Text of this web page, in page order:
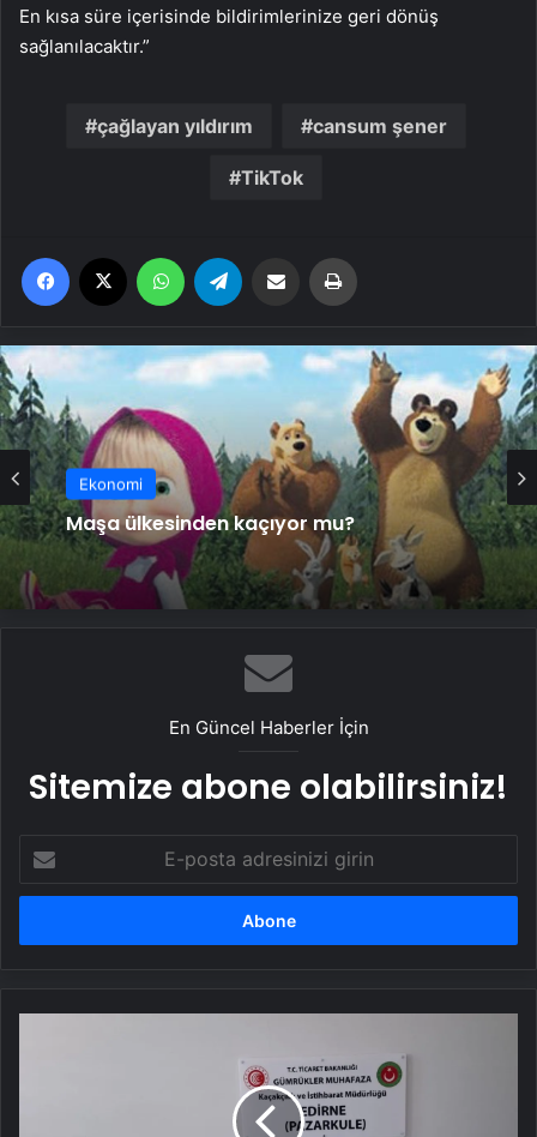
En kısa süre içerisinde bildirimlerinize geri dönüş
sağlanılacaktır.”
çağlayan yıldırım cansum şener
TikTok
Facebook WhatsApp Email'den paylaş
Ekonomi
Yazar Süha Oğuzertem yangında
hayatını kaybetti
En Güncel Haberler İçin
Sitemize abone olabilirsiniz!
posta
adresinizi